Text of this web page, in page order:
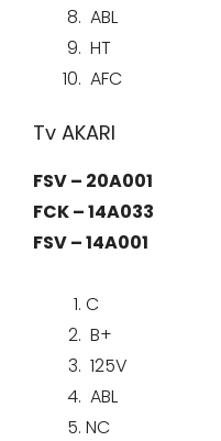
ABL
HT
AFC
Tv AKARI
FSV – 20A001
FCK – 14A033
FSV – 14A001
C
B+
125V
ABL
NC